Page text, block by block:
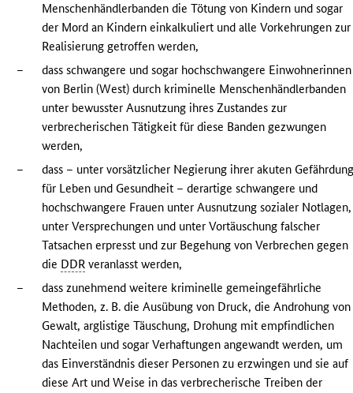
Menschenhändlerbanden die Tötung von Kindern und sogar
der Mord an Kindern einkalkuliert und alle Vorkehrungen zur
Realisierung getroffen werden,
–
dass schwangere und sogar hochschwangere Einwohnerinnen
von Berlin (West) durch kriminelle Menschenhändlerbanden
unter bewusster Ausnutzung ihres Zustandes zur
verbrecherischen Tätigkeit für diese Banden gezwungen
werden,
–
dass – unter vorsätzlicher Negierung ihrer akuten
für Leben und Gesundheit – derartige schwangere und
hochschwangere Frauen unter Ausnutzung sozialer Notlagen,
unter Versprechungen und unter Vortäuschung falscher
Tatsachen erpresst und zur Begehung von Verbrechen gegen
die DDR veranlasst werden,
–
dass zunehmend weitere kriminelle gemeingefährliche
Methoden, z. B. die Ausübung von Druck, die Androhung von
Gewalt, arglistige Täuschung, Drohung mit empfindlichen
Nachteilen und sogar Verhaftungen angewandt werden, um
das Einverständnis dieser Personen zu erzwingen und sie auf
diese Art und Weise in das verbrecherische Treiben der